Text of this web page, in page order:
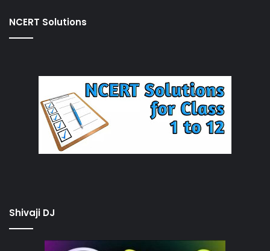
NCERT Solutions
Shivaji DJ